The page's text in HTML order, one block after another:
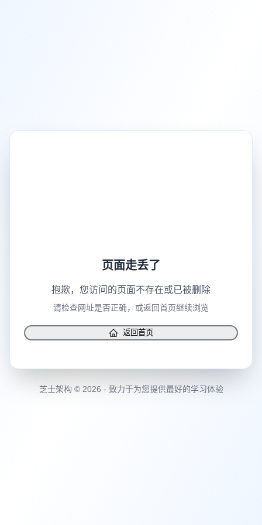
页面走丢了
抱歉，您访问的页面不存在或已被删除
请检查网址是否正确，或返回首页继续浏览
返回首页
芝士架构 © 2026 - 致力于为您提供最好的学习体验